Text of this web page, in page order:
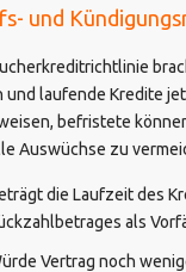
und
und laufende Kredite
befristete
Auswüchse zu
die Laufzeit des
als
Vertrag noch